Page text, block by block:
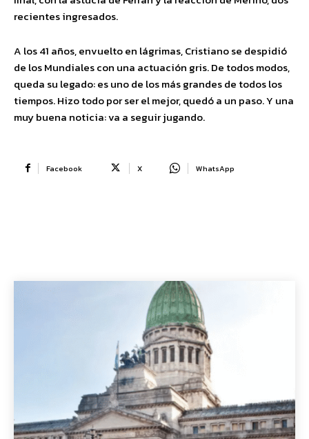
recientes ingresados.
A los 41 años, envuelto en lágrimas, Cristiano se despidió
de los Mundiales con una actuación gris. De todos modos,
queda su legado: es uno de los más grandes de todos los
tiempos. Hizo todo por ser el mejor, quedó a un paso. Y una
muy buena noticia: va a seguir jugando.
Facebook X WhatsApp